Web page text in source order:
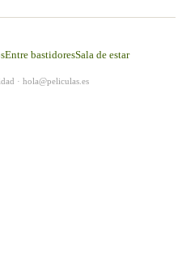
Entre bastidoresSala de estar
· hola@peliculas.es